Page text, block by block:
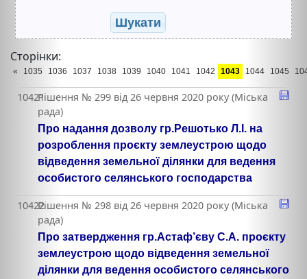
Шукати
Сторінки:
« 1035 1036 1037 1038 1039 1040 1041 1042 1043 1044 1045
10421Рішення № 299 від 26 червня 2020 року (Міська
рада)
Про надання дозволу гр.Решотько Л.І. на
розроблення проєкту землеустрою щодо
відведення земельної ділянки для ведення
особистого селянського господарства
10422Рішення № 298 від 26 червня 2020 року (Міська
рада)
Про затвердження гр.Астаф’єву С.А. проєкту
землеустрою щодо відведення земельної
ділянки для ведення особистого селянського